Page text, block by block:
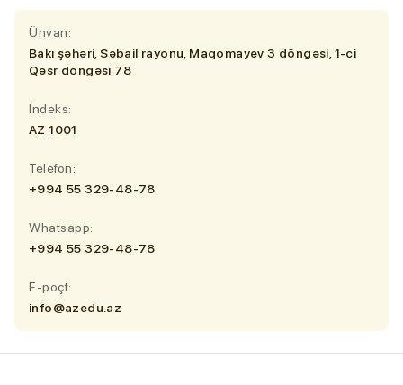
Ünvan:
Bakı şəhəri, Səbail rayonu, Maqomayev 3 döngəsi, 1-ci
Qəsr döngəsi 78
İndeks:
AZ 1001
Telefon:
+994 55 329-48-78
Whatsapp:
+994 55 329-48-78
E-poçt:
info@azedu.az